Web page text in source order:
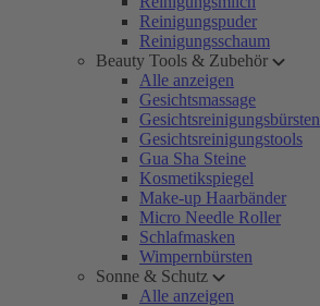
Reinigungspuder
Reinigungsschaum
Beauty Tools & Zubehör
Alle anzeigen
Gesichtsmassage
Gesichtsreinigungsbürsten
Gesichtsreinigungstools
Gua Sha Steine
Kosmetikspiegel
Make-up Haarbänder
Micro Needle Roller
Schlafmasken
Wimpernbürsten
Sonne & Schutz
Alle anzeigen